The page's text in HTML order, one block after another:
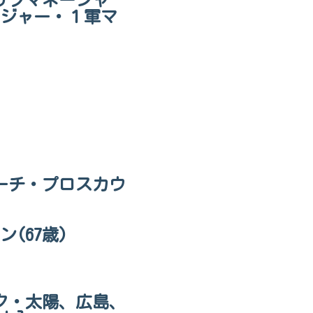
ャー・１軍マ
チ・プロスカウ
(67歳)
太陽、広島、